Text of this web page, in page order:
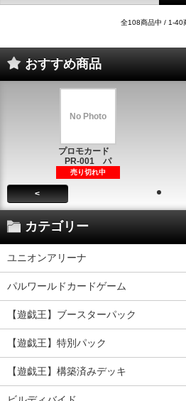
全108商品中 / 1-40
おすすめ商品
No Photo
プロモカード
PR-001 パ
売り切れ中
<
カテゴリー
ユニオンアリーナ
パルワールドカードゲーム
【遊戯王】ブースターパック
【遊戯王】特別パック
【遊戯王】構築済みデッキ